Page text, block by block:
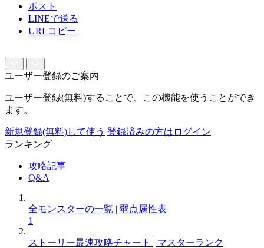
ポスト
LINEで送る
URLコピー
ユーザー登録のご案内
ユーザー登録(無料)することで、この機能を使うことができ
ます。
新規登録(無料)して使う 登録済みの方はログイン
ランキング
攻略記事
Q&A
全モンスターの一覧 | 弱点属性表
1
ストーリー最速攻略チャート | マスターランク